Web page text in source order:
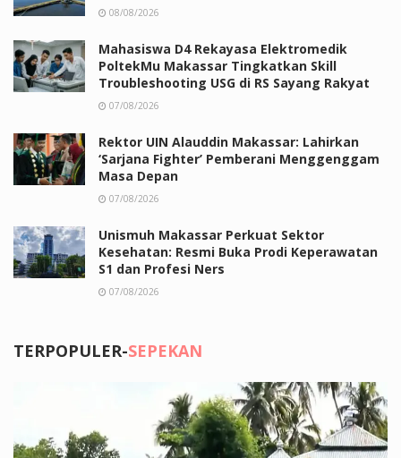
08/08/2026
Mahasiswa D4 Rekayasa Elektromedik
PoltekMu Makassar Tingkatkan Skill
Troubleshooting USG di RS Sayang Rakyat
07/08/2026
Rektor UIN Alauddin Makassar: Lahirkan
‘Sarjana Fighter’ Pemberani Menggenggam
Masa Depan
07/08/2026
Unismuh Makassar Perkuat Sektor
Kesehatan: Resmi Buka Prodi Keperawatan
S1 dan Profesi Ners
07/08/2026
TERPOPULER-SEPEKAN